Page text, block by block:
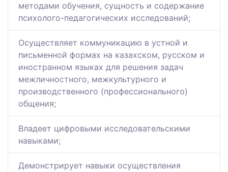
методами обучения, сущность и содержание
психолого-педагогических исследований;
Осуществляет коммуникацию в устной и
письменной формах на казахском, русском и
иностранном языках для решения задач
межличностного, межкультурного и
производственного (профессионального)
общения;
Владеет цифровыми исследовательскими
навыками;
Демонстрирует навыки осуществления